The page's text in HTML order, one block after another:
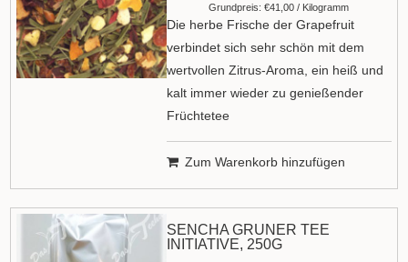
Grundpreis: €41,00 / Kilogramm
Die herbe Frische der Grapefruit
verbindet sich sehr schön mit dem
wertvollen Zitrus-Aroma, ein heiß und
kalt immer wieder zu genießender
Früchtetee
Zum Warenkorb hinzufügen
SENCHA GRÜNER TEE
INITIATIVE, 250G